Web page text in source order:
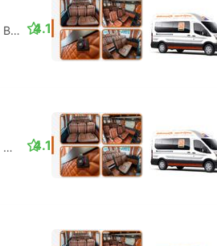
Bus |VIP
4.1
VIP 4.1